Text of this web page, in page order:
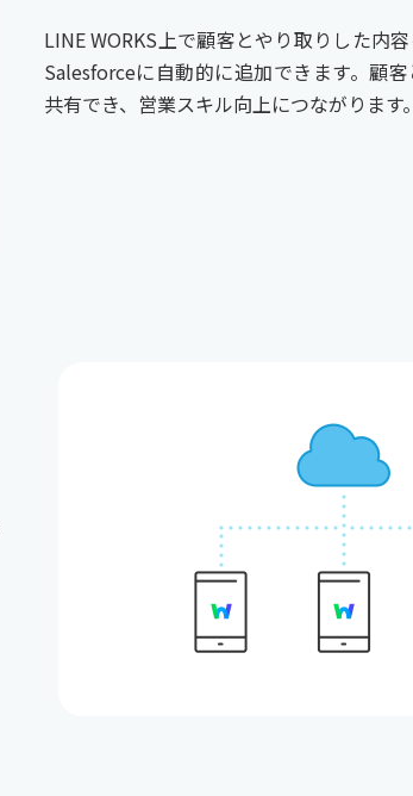
LINE WORKS上で顧客とやり取りした内
Salesforceに自動的に追加できます。顧
共有でき、営業スキル向上につながります。​